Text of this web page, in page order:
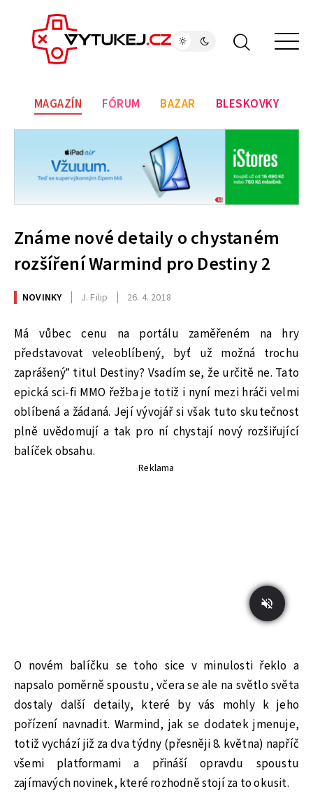
MAGAZÍN FÓRUM BAZAR BLESKOVKY
Známe nové detaily o chystaném
rozšíření Warmind pro Destiny 2
NOVINKY J. Filip 26. 4. 2018
Má vůbec cenu na portálu zaměřeném na hry
představovat veleoblíbený, byť už možná trochu
zaprášený” titul Destiny? Vsadím se, že určitě ne. Tato
epická sci-fi MMO řežba je totiž i nyní mezi hráči velmi
oblíbená a žádaná. Její vývojář si však tuto skutečnost
plně uvědomují a tak pro ní chystají nový rozšiřující
balíček obsahu.
Reklama
O novém balíčku se toho sice v minulosti řeklo a
napsalo poměrně spoustu, včera se ale na světlo světa
dostaly další detaily, které by vás mohly k jeho
pořízení navnadit. Warmind, jak se dodatek jmenuje,
totiž vychází již za dva týdny (přesněji 8. května) napříč
všemi platformami a přináší opravdu spoustu
zajímavých novinek, které rozhodně stojí za to okusit.